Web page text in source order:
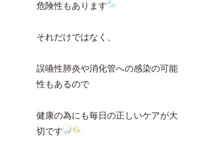
危険性もあります
それだけではなく、
誤嚥性肺炎や消化管への感染の可能
性もあるので
健康の為にも毎日の正しいケアが大
切です